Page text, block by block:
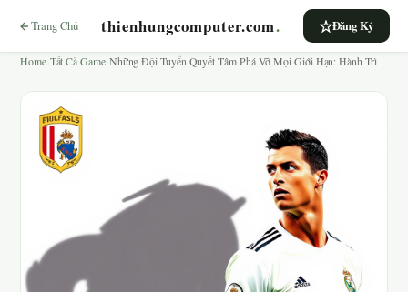
Trang Chủ thienhungcomputer.com. Đăng Ký
Home› Tất Cả Game› Những Đội Tuyển Quyết Tâm Phá Vỡ Mọi Giới Hạn: Hành Trì